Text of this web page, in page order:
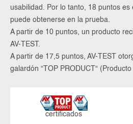
usabilidad. Por lo tanto, 18 puntos
puede obtenerse en la prueba.
A partir de 10 puntos, un producto
AV-TEST.
A partir de 17,5 puntos, AV-TEST
galardón “TOP PRODUCT“ (Producto
certi­ficados